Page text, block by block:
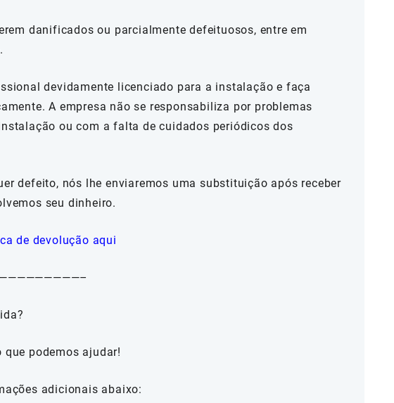
danificados ou parcialmente defeituosos, entre em
devidamente licenciado para a instalação e faça
A empresa não se responsabiliza por problemas
ou com a falta de cuidados periódicos dos
defeito, nós lhe enviaremos uma substituição após receber
seu dinheiro.
de devolução aqui
que podemos ajudar!
adicionais abaixo: